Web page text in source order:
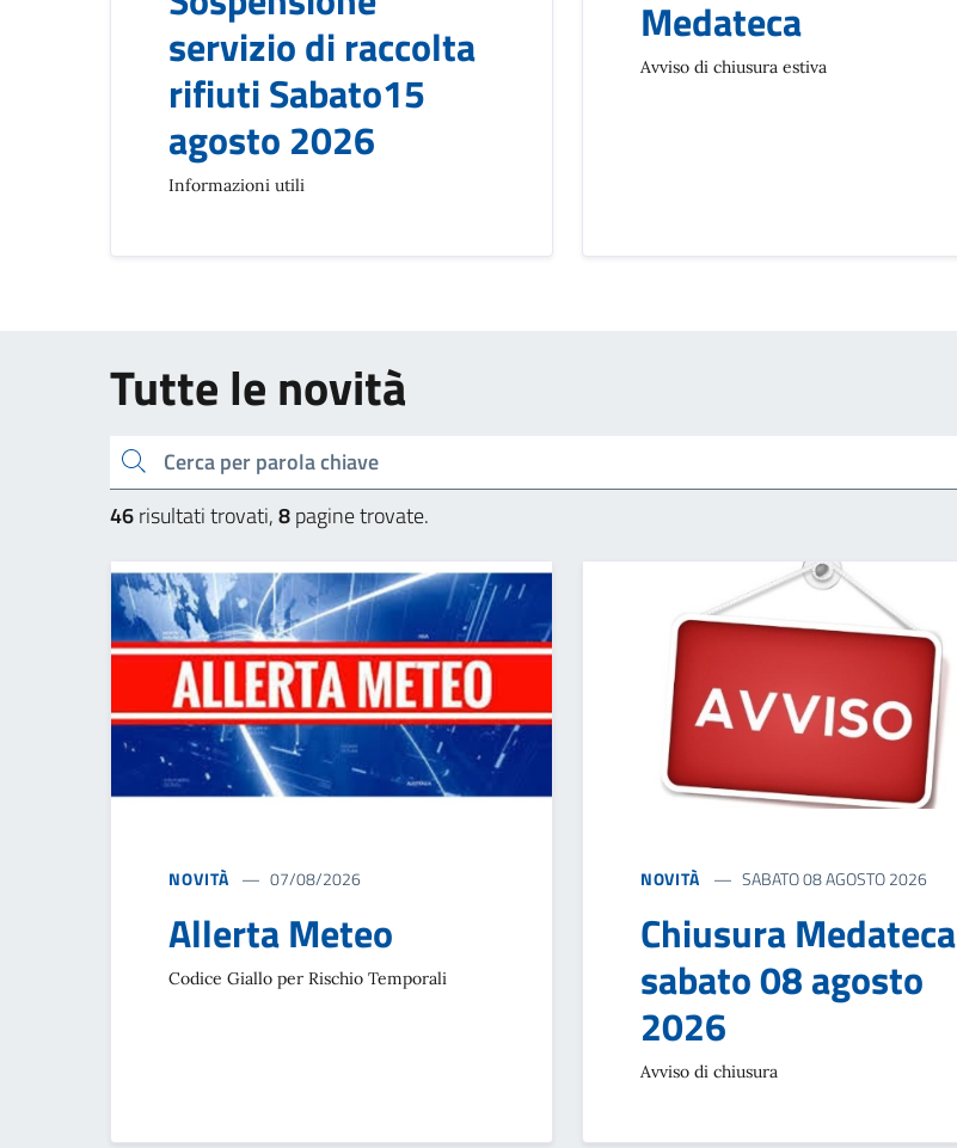
servizio di raccolta
rifiuti Sabato15
agosto 2026
Informazioni utili
Medateca
Avviso di chiusura estiva
Tutte le novità
Cerca una parola chiave
46risultati trovati,8pagine trovate.
NOVITÀ 07/08/2026
Allerta Meteo
Codice Giallo per Rischio Temporali
NOVITÀ SABATO 08 AGOSTO 2026
Chiusura Medateca
sabato 08 agosto
2026
Avviso di chiusura